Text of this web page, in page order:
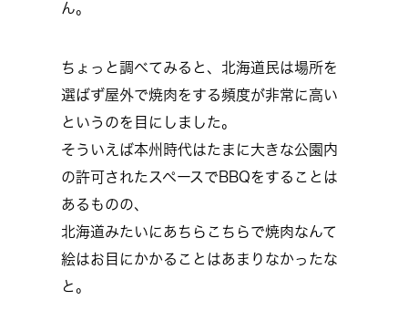
ん。
ちょっと調べてみると、北海道民は場所を
選ばず屋外で焼肉をする頻度が非常に高い
というのを目にしました。
そういえば本州時代はたまに大きな公園内
の許可されたスペースでBBQをすることは
あるものの、
北海道みたいにあちらこちらで焼肉なんて
絵はお目にかかることはあまりなかったな
と。